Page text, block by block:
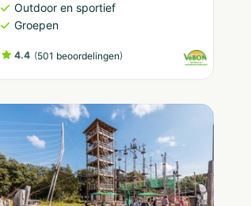
Outdoor en sportief
Groepen
4.4 (501 beoordelingen)